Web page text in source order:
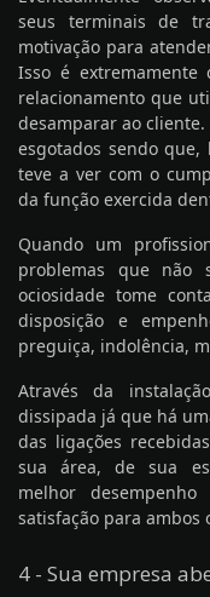
seus terminais de
motivação para
Isso é extremamente
relacionamento que
desamparar ao
esgotados sendo
teve a ver com o
da função exercida
Quando um
problemas que
ociosidade tome
disposição e
preguiça, indolência,
Através da
dissipada já que há
das ligações
sua área, de sua
melhor
satisfação para ambos
4 - Sua empresa